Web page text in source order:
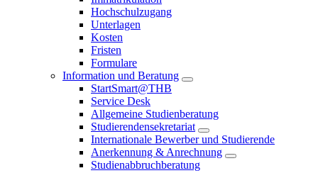
Hochschulzugang
Unterlagen
Kosten
Fristen
Formulare
Information und Beratung
StartSmart@THB
Service Desk
Allgemeine Studienberatung
Studierendensekretariat
Internationale Bewerber und Studierende
Anerkennung & Anrechnung
Studienabbruchberatung